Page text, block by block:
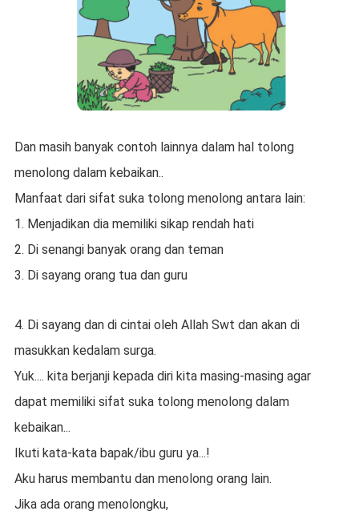
Dan masih banyak contoh lainnya dalam hal tolong
menolong dalam kebaikan..
Manfaat dari sifat suka tolong menolong antara lain:
1. Menjadikan dia memiliki sikap rendah hati
2. Di senangi banyak orang dan teman
3. Di sayang orang tua dan guru
4. Di sayang dan di cintai oleh Allah Swt dan akan di
masukkan kedalam surga.
Yuk.... kita berjanji kepada diri kita masing-masing agar
dapat memiliki sifat suka tolong menolong dalam
kebaikan...
Ikuti kata-kata bapak/ibu guru ya...!
Aku harus membantu dan menolong orang lain.
Jika ada orang menolongku,